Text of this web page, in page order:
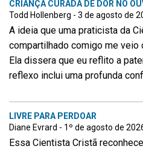
CRIANÇA CURADA DE DOR NO
Todd Hollenberg - 3 de agosto de
A ideia que uma praticista da
compartilhado comigo me veio
Ela dissera que eu reflito a
reflexo inclui uma profunda
LIVRE PARA PERDOAR
Diane Evrard - 1º de agosto de
Essa Cientista Cristã